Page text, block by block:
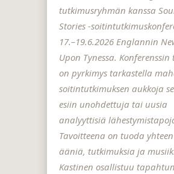
tutkimusryhmän kanssa
Stories -
17.–19.6.2026 Englannin
Upon Tynessa. Konferenssin
on pyrkimys tarkastella
soitintutkimuksen aukkoja
esiin unohdettuja tai uusia
analyyttisiä
Tavoitteena on tuoda
ääniä, tutkimuksia ja
Kastinen osallistuu